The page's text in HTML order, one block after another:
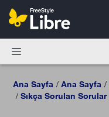
Ana Sayfa Ana Sayfa
Sıkça Sorulan Sorular